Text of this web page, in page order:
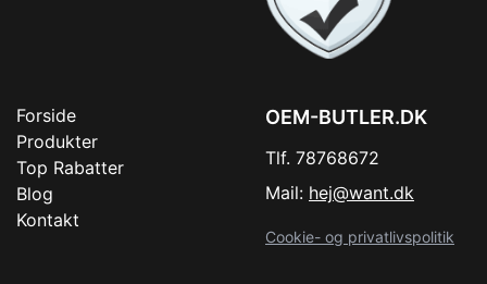
Forside
Produkter
Top Rabatter
Blog
Kontakt
OEM-BUTLER.DK
Tlf. 78768672
Mail: hej@want.dk
Cookie- og privatlivspolitik